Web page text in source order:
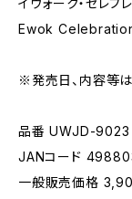
イウォーク・セレブ
Ewok
※発売日、内容等
品番 UWJD-9023
JANコード
一般販売価格